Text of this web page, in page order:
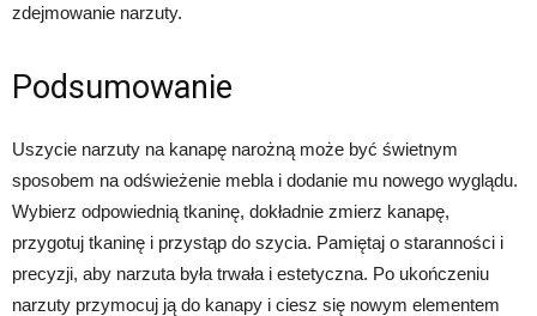
zdejmowanie narzuty.
Podsumowanie
Uszycie narzuty na kanapę narożną może być świetnym
sposobem na odświeżenie mebla i dodanie mu nowego wyglądu.
Wybierz odpowiednią tkaninę, dokładnie zmierz kanapę,
przygotuj tkaninę i przystąp do szycia. Pamiętaj o staranności i
precyzji, aby narzuta była trwała i estetyczna. Po ukończeniu
narzuty przymocuj ją do kanapy i ciesz się nowym elementem